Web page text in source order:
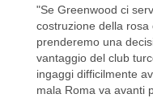
"Se Greenwood ci
costruzione della
prenderemo una
vantaggio del club
ingaggi difficilmente
mala Roma va avanti